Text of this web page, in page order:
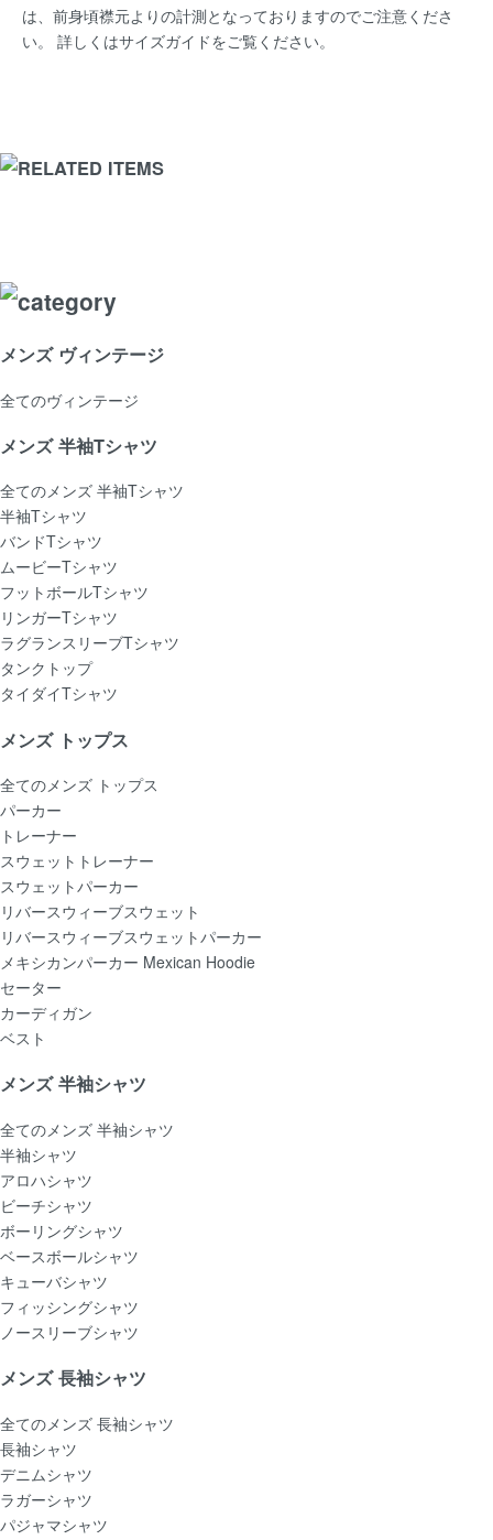
は、前身頃襟元よりの計測となっておりますのでご注意くださ
い。 詳しくはサイズガイドをご覧ください。
メンズ ヴィンテージ
全てのヴィンテージ
メンズ 半袖Tシャツ
全てのメンズ 半袖Tシャツ
半袖Tシャツ
バンドTシャツ
ムービーTシャツ
フットボールTシャツ
リンガーTシャツ
ラグランスリーブTシャツ
タンクトップ
タイダイTシャツ
メンズ トップス
全てのメンズ トップス
パーカー
トレーナー
スウェットトレーナー
スウェットパーカー
リバースウィーブスウェット
リバースウィーブスウェットパーカー
メキシカンパーカー Mexican Hoodie
セーター
カーディガン
ベスト
メンズ 半袖シャツ
全てのメンズ 半袖シャツ
半袖シャツ
アロハシャツ
ビーチシャツ
ボーリングシャツ
ベースボールシャツ
キューバシャツ
フィッシングシャツ
ノースリーブシャツ
メンズ 長袖シャツ
全てのメンズ 長袖シャツ
長袖シャツ
デニムシャツ
ラガーシャツ
パジャマシャツ